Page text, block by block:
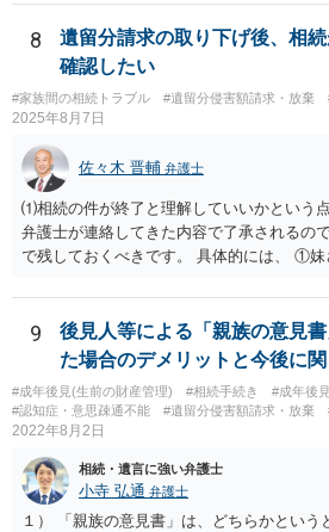
相談されるのが良いと思います。
8
遺留分請求の取り下げ後、相
確認したい
#家族間の相続トラブル #遺留分侵害額請求・放棄
2025年8月7日
佐々木 晋輔 弁護士
⑴相続の件が終了と理解していいかという
弁護士が連絡してきた内容で了承されるの
で残しておくべきです。 具体的には、 ①妹
の預金を振り込めば終了など）を記載した
もらう。 ②相談者様はその書面の内容をし
ない部分があれば、説明を求めたり、修
関してお互いに債権債務がないことを確認
しょう。その記載があれば、相続の件は終
が納得できる内容になれば、お互いに署名
捺印する前に、相談者様も別の弁護士に相
もいいと思います。 ⑵振込先が弁護士宛で
護士の預り口座を振込先とするのはよくあ
9
後見人等による「親族の意見
た場合のデメリットと今後に
#成年後見(生前の財産管理) #相続手続き
#成年後
#認知症・意思疎通不能
#遺留分侵害額請求・放棄
2022年8月2日
相続・遺言に強い弁護士
小寺 弘通 弁護士
１） 「親族の意見書」は、どちらかという